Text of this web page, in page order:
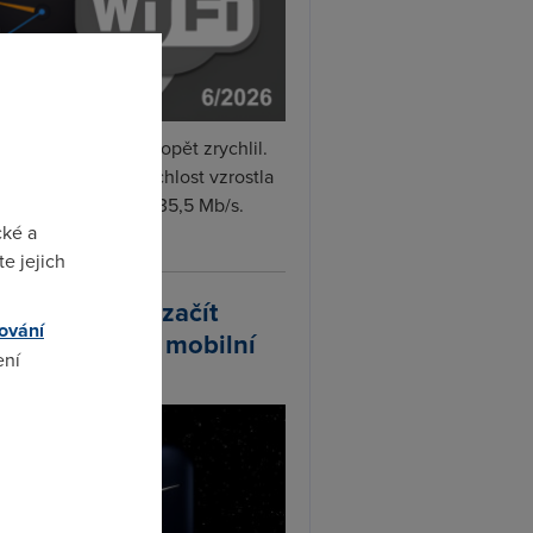
Fi internet v červnu opět zrychlil.
naměřená rychlost vzrostla
o 4 % na 35,5 Mb/s.
plánuje začít
vlastní mobilní
a
jejich